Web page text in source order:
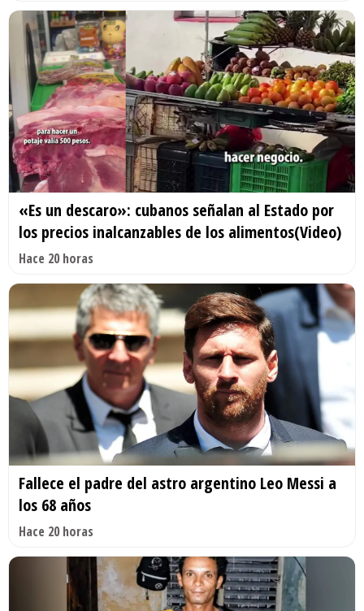
«Es un descaro»: cubanos señalan al Estado por
los precios inalcanzables de los alimentos(Video)
Hace 20 horas
Fallece el padre del astro argentino Leo Messi a
los 68 años
Hace 20 horas